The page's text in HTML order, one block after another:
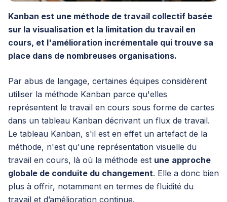
Kanban est une méthode de travail collectif basée
sur la visualisation et la limitation du travail en
cours, et l'amélioration incrémentale qui trouve sa
place dans de nombreuses organisations.
Par abus de langage, certaines équipes considèrent
utiliser la méthode Kanban parce qu'elles
représentent le travail en cours sous forme de cartes
dans un tableau Kanban décrivant un flux de travail.
Le tableau Kanban, s'il est en effet un artefact de la
méthode, n'est qu'une représentation visuelle du
travail en cours, là où la méthode est une approche
globale de conduite du changement. Elle a donc bien
plus à offrir, notamment en termes de fluidité du
travail et d’amélioration continue.